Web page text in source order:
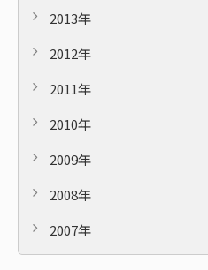
2013年
2012年
2011年
2010年
2009年
2008年
2007年